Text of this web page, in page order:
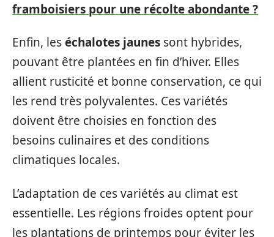
framboisiers pour une récolte abondante ?
Enfin, leséchalotes jaunes sont hybrides,
pouvant être plantées en fin d’hiver. Elles
allient rusticité et bonne conservation, ce qui
les rend très polyvalentes. Ces variétés
doivent être choisies en fonction des
besoins culinaires et des conditions
climatiques locales.
L’adaptation de ces variétés au climat est
essentielle. Les régions froides optent pour
les plantations de printemps pour éviter les